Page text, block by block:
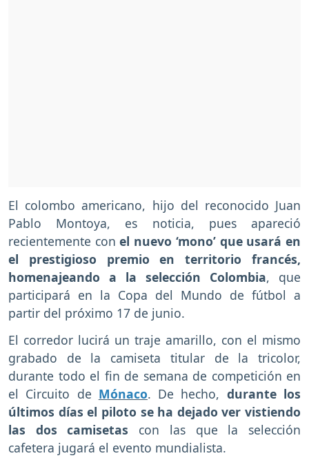
El colombo americano, hijo del reconocido Juan
Pablo Montoya, es noticia, pues apareció
recientemente conel nuevo ‘mono’ que usará en
el prestigioso premio en territorio francés,
homenajeando a la selección Colombia, que
participará en la Copa del Mundo de fútbol a
partir del próximo 17 de junio.
El corredor lucirá un traje amarillo, con el mismo
grabado de la camiseta titular de la tricolor,
durante todo el fin de semana de competición en
el Circuito de Mónaco. De hecho, durante los
últimos días el piloto se ha dejado ver vistiendo
las dos camisetas con las que la selección
cafetera jugará el evento mundialista.